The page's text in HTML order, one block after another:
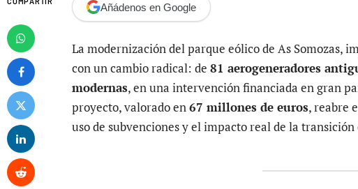
Añádenos en Google
La modernización del parque eólico de As Somozas,
con un cambio radical: de 81 aerogeneradores
modernas, en una intervención financiada en gran
proyecto, valorado en67 millones de euros, reabre
uso de subvenciones y el impacto real de la